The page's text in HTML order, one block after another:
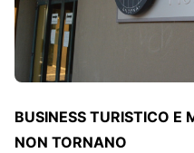
BUSINESS TURISTICO E
NON TORNANO